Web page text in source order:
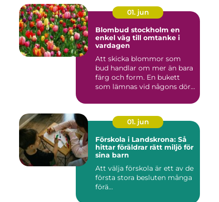
01. jun
Blombud stockholm en
enkel väg till omtanke i
vardagen
Att skicka blommor som
bud handlar om mer än bara
färg och form. En bukett
som lämnas vid någons dör...
01. jun
Förskola i Landskrona: Så
hittar föräldrar rätt miljö för
sina barn
Att välja förskola är ett av de
första stora besluten många
förä...